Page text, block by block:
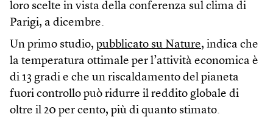
loro scelte in vista della conferenza sul clima di
Parigi, a dicembre.
Un primo studio, pubblicato su Nature, indica che
la temperatura ottimale per l’attività economica è
di 13 gradi e che un riscaldamento del pianeta
fuori controllo può ridurre il reddito globale di
oltre il 20 per cento, più di quanto stimato.